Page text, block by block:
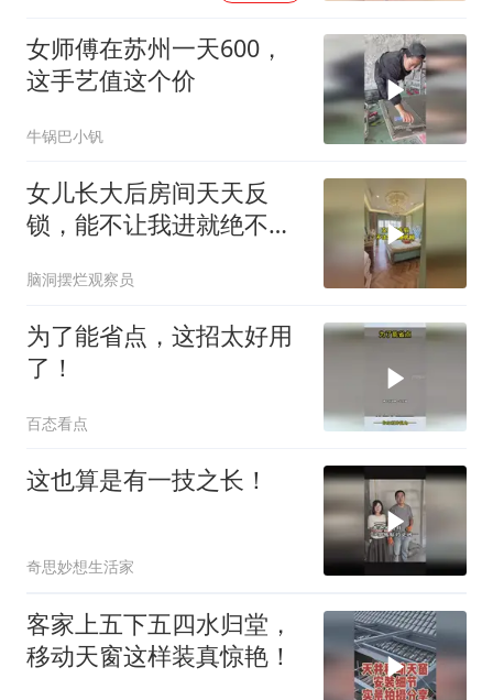
女师傅在苏州一天600，
这手艺值这个价
牛锅巴小钒
女儿长大后房间天天反
锁，能不让我进就绝不让
脑洞摆烂观察员
为了能省点，这招太好用
了！
百态看点
这也算是有一技之长！
奇思妙想生活家
客家上五下五四水归堂，
移动天窗这样装真惊艳！